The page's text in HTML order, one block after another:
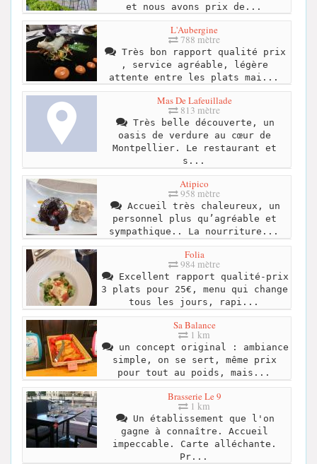
et nous avons prix de...
L'Aubergine
788 mètre
Très bon rapport qualité prix
, service agréable, légère
attente entre les plats mai...
Mas De Lafeuillade
813 mètre
Très belle découverte, un
oasis de verdure au cœur de
Montpellier. Le restaurant et
s...
Atipico
958 mètre
Accueil très chaleureux, un
personnel plus qu’agréable et
sympathique.. La nourriture...
Folia
984 mètre
Excellent rapport qualité-prix
3 plats pour 25€, menu qui change
tous les jours, rapi...
Sa Balance
1 km
un concept original : ambiance
simple, on se sert, même prix
pour tout au poids, mais...
Brasserie Le 9
1 km
Un établissement que l'on
gagne à connaître. Accueil
impeccable. Carte alléchante.
Pr...